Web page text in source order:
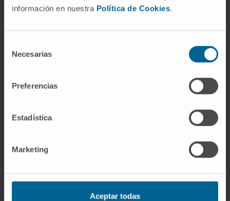
información en nuestra Política de Cookies.
Necesarias
Preferencias
Estadística
Marketing
Aceptar todas
Campus of the Universidad de Navarra